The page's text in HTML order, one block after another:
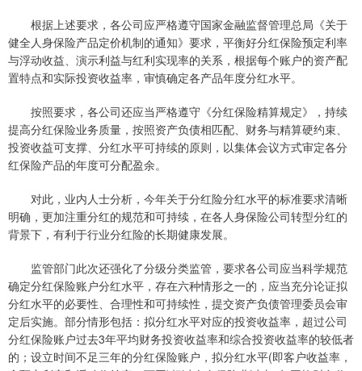
根据上述要求，各公司应严格遵守国家金融监督管理总局《关于
健全人身保险产品定价机制的通知》要求，平衡好分红保险预定利率
与浮动收益、演示利益与红利实现率的关系，根据每个账户的资产配
置特点和实际投资收益率，审慎确定各产品年度分红水平。
按照要求，各公司还应当严格遵守《分红保险精算规定》，持续
提高分红保险业务质量，按照资产负债相匹配、财务与精算硬约束、
投资收益可支撑、分红水平可持续的原则，以集体会议方式审定各分
红保险产品的年度可分配盈余。
对此，业内人士分析，今年关于分红险分红水平的标准要求清晰
明确，更加注重分红的规范和可持续，在各人身保险公司转型分红的
背景下，有利于行业分红险的长期健康发展。
监管部门此次还强化了分级分类监管，要求各公司应当科学规范
确定分红保险账户分红水平，存在六种情形之一的，应当充分论证拟
分红水平的必要性、合理性和可持续性，提交资产负债管理委员会审
定后实施。部分情形包括：拟分红水平对应的投资收益率，超过公司
分红保险账户过去3年平均财务投资收益率和综合投资收益率的较低者
的；设立时间不足三年的分红保险账户，拟分红水平(即客户收益率，